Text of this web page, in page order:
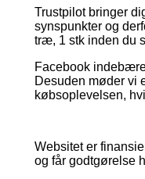
Trustpilot bringer
synspunkter og
træ, 1 stk inden du
Facebook
Desuden møder vi
købsoplevelsen,
Websitet er
og får godtgørelse